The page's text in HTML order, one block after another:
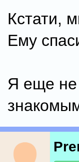
Кстати,
Ему
Я еще не